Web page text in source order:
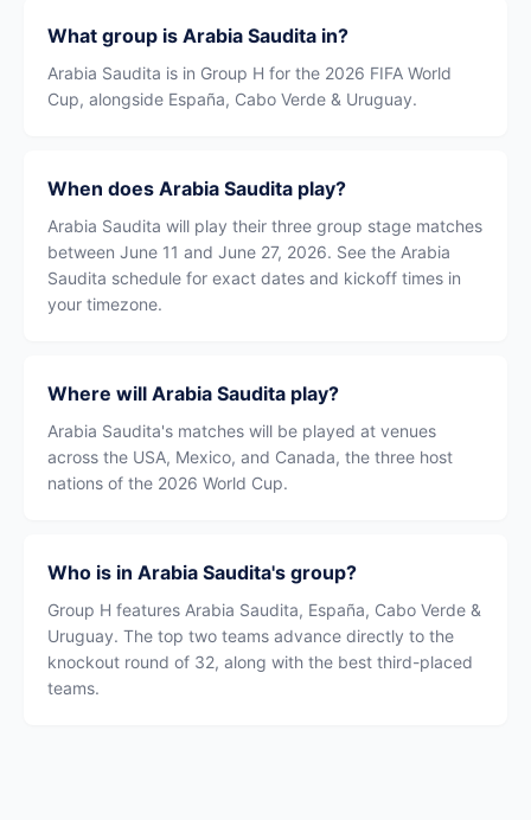
What group is Arabia Saudita in?
Arabia Saudita is in Group H for the 2026 FIFA World
Cup, alongside España, Cabo Verde & Uruguay.
When does Arabia Saudita play?
Arabia Saudita will play their three group stage matches
between June 11 and June 27, 2026. See the Arabia
Saudita schedule for exact dates and kickoff times in
your timezone.
Where will Arabia Saudita play?
Arabia Saudita's matches will be played at venues
across the USA, Mexico, and Canada, the three host
nations of the 2026 World Cup.
Who is in Arabia Saudita's group?
Group H features Arabia Saudita, España, Cabo Verde &
Uruguay. The top two teams advance directly to the
knockout round of 32, along with the best third-placed
teams.